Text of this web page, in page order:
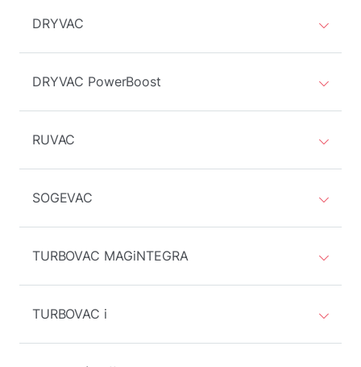
DRYVAC
DRYVAC PowerBoost
RUVAC
SOGEVAC
TURBOVAC MAGiNTEGRA
TURBOVAC i